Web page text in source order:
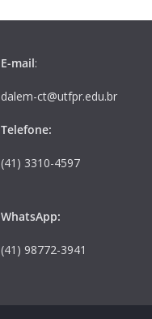
E-mail:
dalem-ct@utfpr.edu.br
Telefone:
(41) 3310-4597
WhatsApp:
(41) 98772-3941